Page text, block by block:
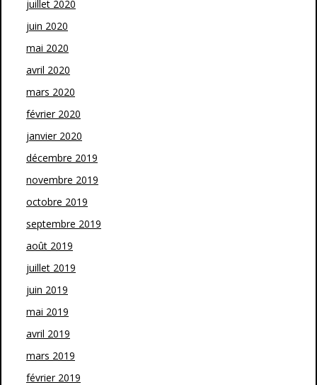
juillet 2020
juin 2020
mai 2020
avril 2020
mars 2020
février 2020
janvier 2020
décembre 2019
novembre 2019
octobre 2019
septembre 2019
août 2019
juillet 2019
juin 2019
mai 2019
avril 2019
mars 2019
février 2019